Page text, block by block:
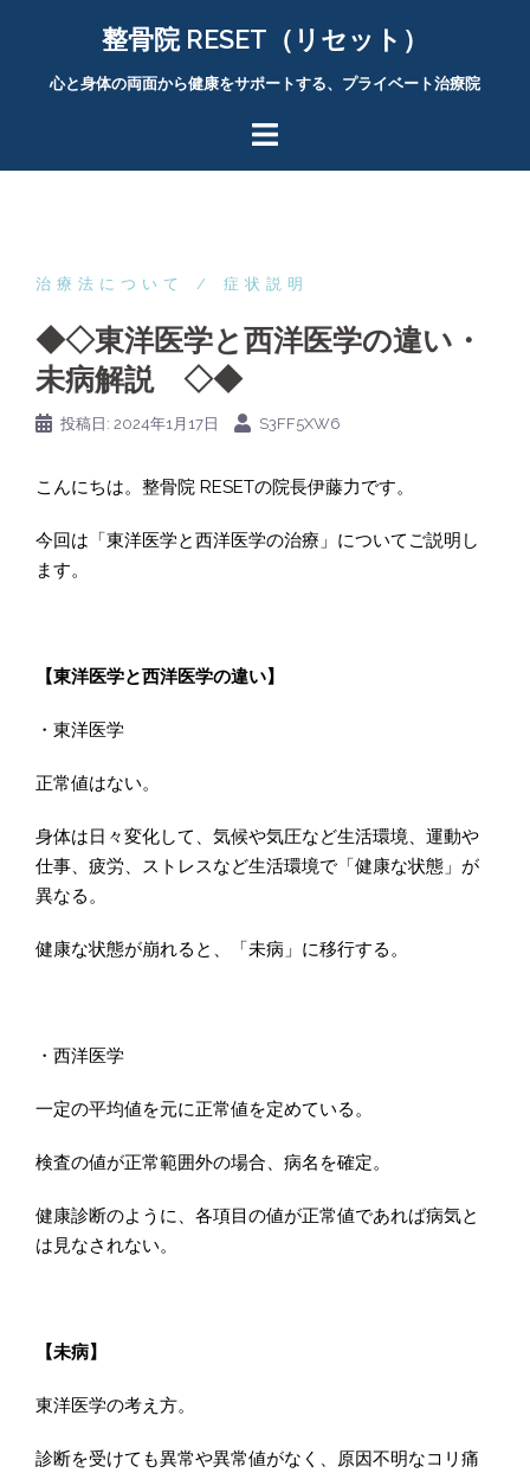
整骨院 RESET（リセット）
心と身体の両面から健康をサポートする、プライベート治療院
治療法について 症状説明
◆◇東洋医学と西洋医学の違い・
未病解説 ◇◆
投稿日: 2024年1月17日 S3FF5XW6
こんにちは。整骨院 RESETの院長伊藤力です。
今回は「東洋医学と西洋医学の治療」についてご説明し
ます。
【東洋医学と西洋医学の違い】
・東洋医学
正常値はない。
身体は日々変化して、気候や気圧など生活環境、運動や
仕事、疲労、ストレスなど生活環境で「健康な状態」が
異なる。
健康な状態が崩れると、「未病」に移行する。
・西洋医学
一定の平均値を元に正常値を定めている。
検査の値が正常範囲外の場合、病名を確定。
健康診断のように、各項目の値が正常値であれば病気と
は見なされない。
【未病】
東洋医学の考え方。
診断を受けても異常や異常値がなく、原因不明なコリ痛